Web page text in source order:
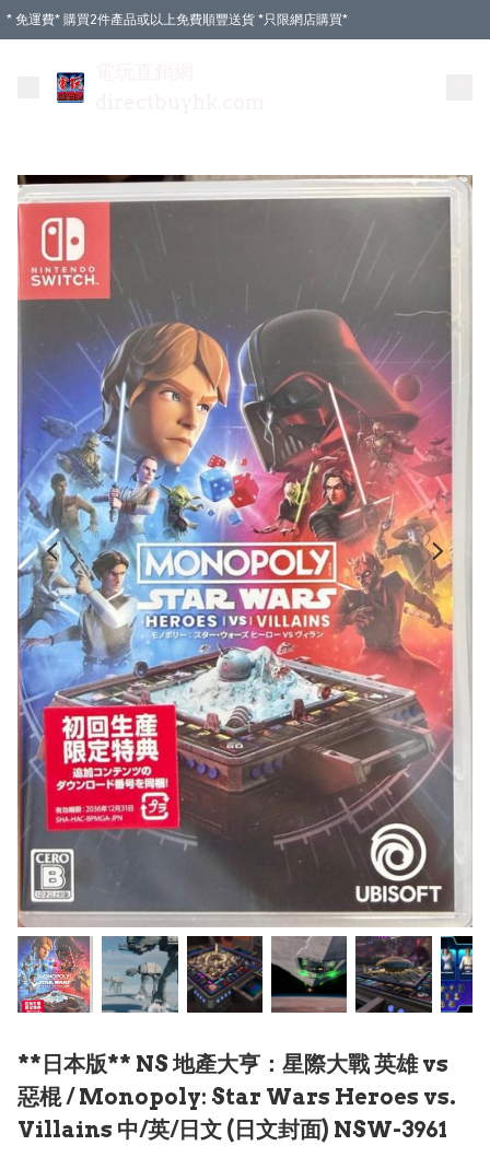
* 免運費* 購買2件產品或以上免費順豐送貨 *只限網店購買*
**日本版** NS 地產大亨：星際大戰 英雄 vs
惡棍 / Monopoly: Star Wars Heroes vs.
Villains 中/英/日文 (日文封面) NSW-3961